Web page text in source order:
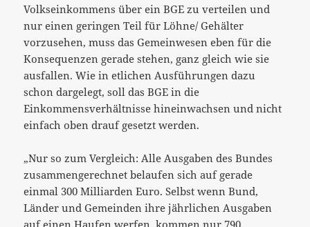
Volkseinkommens über ein BGE zu verteilen und
nur einen geringen Teil für Löhne/ Gehälter
vorzusehen, muss das Gemeinwesen eben für die
Konsequenzen gerade stehen, ganz gleich wie sie
ausfallen. Wie in etlichen Ausführungen dazu
schon dargelegt, soll das BGE in die
Einkommensverhältnisse hineinwachsen und nicht
einfach oben drauf gesetzt werden.
„Nur so zum Vergleich: Alle Ausgaben des Bundes
zusammengerechnet belaufen sich auf gerade
einmal 300 Milliarden Euro. Selbst wenn Bund,
Länder und Gemeinden ihre jährlichen Ausgaben
auf einen Haufen werfen,kommen nur 790